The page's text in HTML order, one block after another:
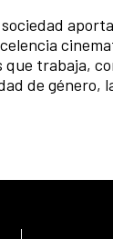
trabaja,
de género,